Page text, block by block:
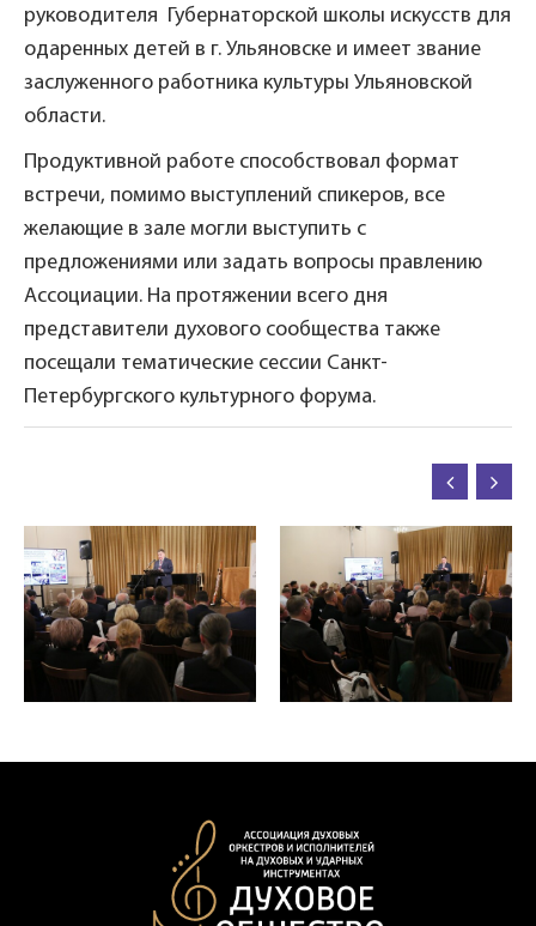
руководителя Губернаторской школы искусств для
одаренных детей в г. Ульяновске и имеет звание
заслуженного работника культуры Ульяновской
области.
Продуктивной работе способствовал формат
встречи, помимо выступлений спикеров, все
желающие в зале могли выступить с
предложениями или задать вопросы правлению
Ассоциации. На протяжении всего дня
представители духового сообщества также
посещали тематические сессии Санкт-
Петербургского культурного форума.